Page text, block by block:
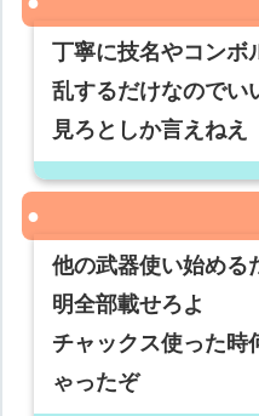
丁寧に技名やコンボ
乱するだけなのでい
見ろとしか言えねえ
他の武器使い始める
明全部載せろよ
チャックス使った時
ゃったぞ